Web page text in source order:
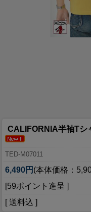
CALIFORNIA半袖T
TED-M07011
6,490円 (本体価格：
[59ポイント進呈 ]
[ 送料込 ]